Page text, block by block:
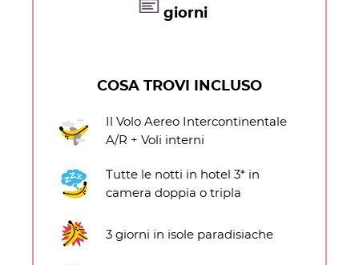
giorni
COSA TROVI INCLUSO
Il Volo Aereo Intercontinentale
A/R + Voli interni
Tutte le notti in hotel 3* in
camera doppia o tripla
3 giorni in isole paradisiache